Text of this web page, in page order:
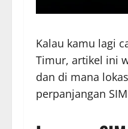
Kalau kamu lagi
Timur, artikel ini
dan di mana
perpanjangan